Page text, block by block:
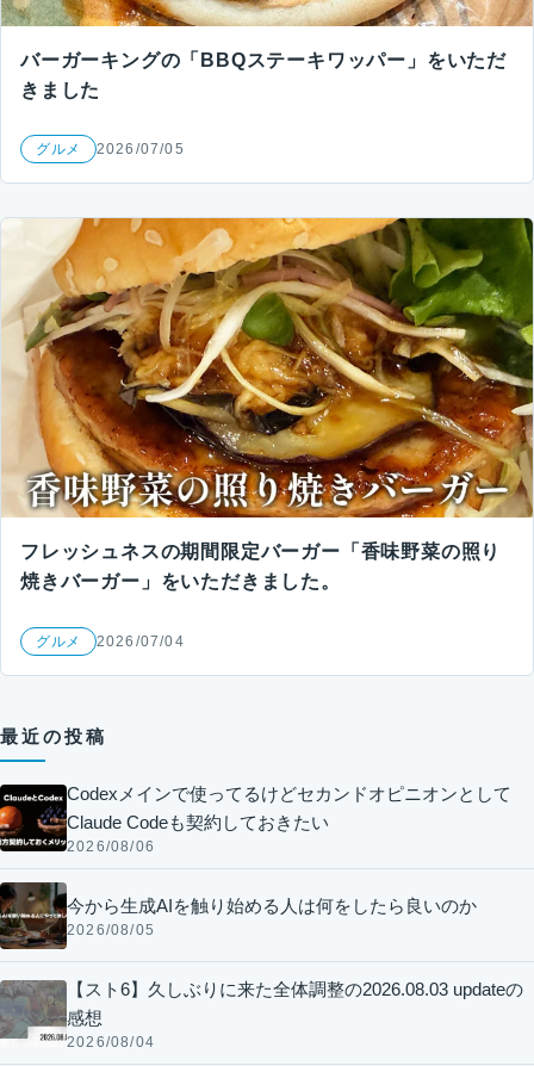
バーガーキングの「BBQステーキワッパー」をいただ
きました
グルメ 2026/07/05
フレッシュネスの期間限定バーガー「香味野菜の照り
焼きバーガー」をいただきました。
グルメ 2026/07/04
最近の投稿
Codexメインで使ってるけどセカンドオピニオンとして
Claude Codeも契約しておきたい
2026/08/06
今から生成AIを触り始める人は何をしたら良いのか
2026/08/05
【スト6】久しぶりに来た全体調整の2026.08.03 updateの
感想
2026/08/04